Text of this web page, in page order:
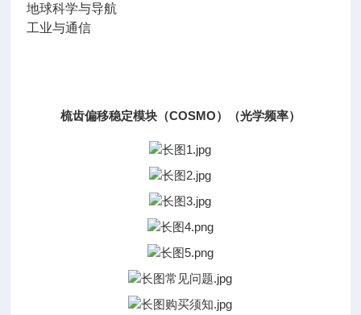
地球科学与导航
工业与通信
梳齿偏移稳定模块（COSMO）（光学频率）